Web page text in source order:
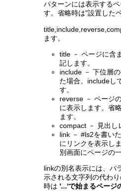
パターンには表示する
す。省略時は"設置した
ます。
title － ページに含
記します。
include － 下位層
た場合、includeし
す。
reverse － ページ
に表示します。省
ます。
compact － 見出し
link － #ls2を書い
にリンクを表示し
別画面にページの
linkの別名表示には、パ
示される文字列の代わ
時は '...'で始まるページ